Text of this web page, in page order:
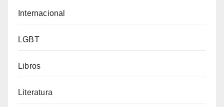
Internacional
LGBT
Libros
Literatura